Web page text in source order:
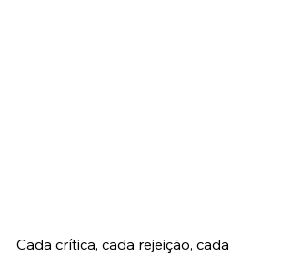
Cada crítica, cada rejeição, cada